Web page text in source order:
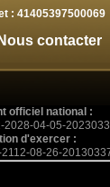
: 41405397500069
Nous contacter
officiel national :
2028-04-05-
d'exercer :
2112-08-26-